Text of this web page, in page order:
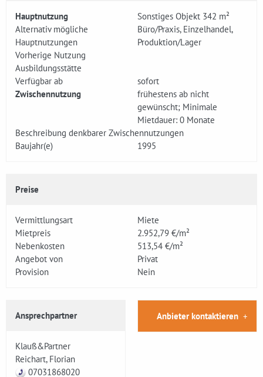
Hauptnutzung
Sonstiges Objekt 342 m²
Alternativ mögliche
Hauptnutzungen
Büro/Praxis, Einzelhandel,
Produktion/Lager
Vorherige Nutzung
Ausbildungsstätte
Verfügbar ab
sofort
Zwischennutzung
frühestens ab nicht
gewünscht; Minimale
Mietdauer: 0 Monate
Beschreibung denkbarer Zwischennutzungen
Baujahr(e)
1995
Preise
Vermittlungsart
Miete
Mietpreis
2.952,79 €/m²
Nebenkosten
513,54 €/m²
Angebot von
Privat
Provision
Nein
Ansprechpartner
Klauß&Partner
Reichart, Florian
07031868020
Anbieter kontaktieren